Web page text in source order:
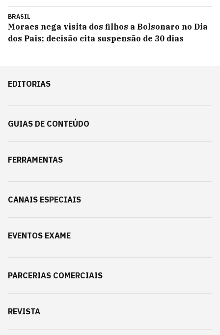
BRASIL
Moraes nega visita dos filhos a Bolsonaro no Dia
dos Pais; decisão cita suspensão de 30 dias
EDITORIAS
GUIAS DE CONTEÚDO
FERRAMENTAS
CANAIS ESPECIAIS
EVENTOS EXAME
PARCERIAS COMERCIAIS
REVISTA